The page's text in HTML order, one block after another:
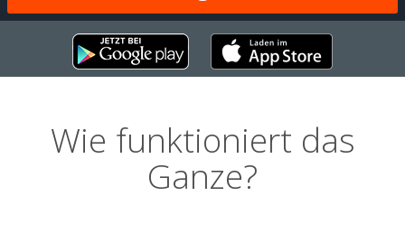
Wie funktioniert das
Ganze?